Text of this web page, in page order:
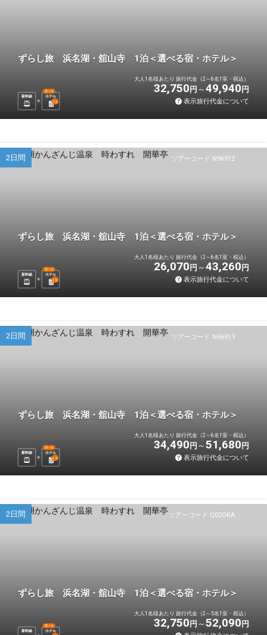
ずらし旅 浜名湖・舘山寺 1泊＜選べる宿・ホテル＞
新幹線 ホテル
選べる
1 泊
大人1名様あたり 旅行代金（2～6名1室・税込）
32,750 円 49,940 円
表示旅行代金について
ツアーコード N96912
2日間
ずらし旅 浜名湖・舘山寺 1泊＜選べる宿・ホテル＞
新幹線 ホテル
選べる
1 泊
大人1名様あたり 旅行代金（2～6名1室・税込）
26,070 円 43,260 円
表示旅行代金について
ツアーコード N96913
2日間
ずらし旅 浜名湖・舘山寺 1泊＜選べる宿・ホテル＞
新幹線 ホテル
選べる
1 泊
大人1名様あたり 旅行代金（2～6名1室・税込）
34,490 円 51,680 円
表示旅行代金について
ツアーコード Q02OKA
2日間
ずらし旅 浜名湖・舘山寺 1泊＜選べる宿・ホテル＞
新幹線 ホテル
選べる
大人1名様あたり 旅行代金（2～5名1室・税込）
32,750 円 52,090 円